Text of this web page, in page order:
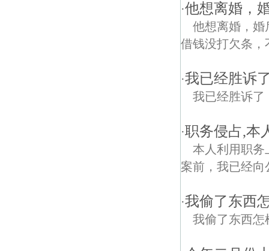
·他想离婚，
他想离婚，婚
借钱没打欠条，
·我已经胜诉
我已经胜诉了
·职务侵占,本
本人利用职务
案前，我已经
·我偷了东西
我偷了东西怎